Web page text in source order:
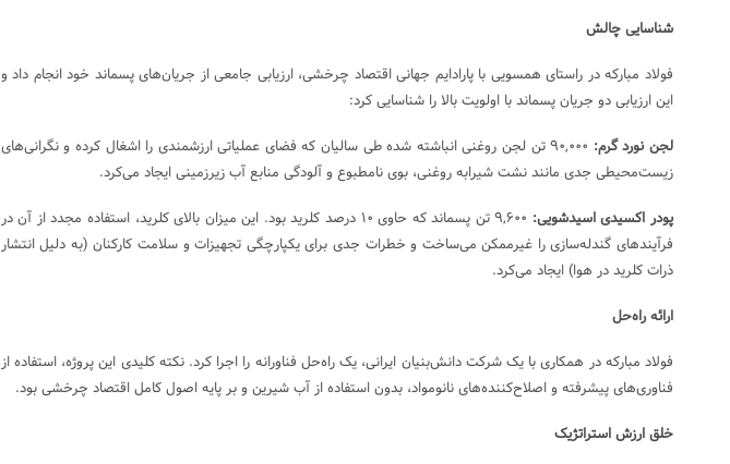
شناسایی چالش
فولاد مبارکه در راستای همسویی با پارادایم جهانی اقتصاد چرخشی، ارزیابی جامعی از جریان‌های پسماند خود انجام داد و
این ارزیابی دو جریان پسماند با اولویت بالا را شناسایی کرد:
لجن نورد گرم:
۹۰,۰۰۰ تن لجن روغنی انباشته شده طی سالیان که فضای عملیاتی ارزشمندی را اشغال کرده و نگرانی‌های
زیست‌محیطی جدی مانند نشت شیرابه روغنی، بوی نامطبوع و آلودگی منابع آب زیرزمینی ایجاد می‌کرد.
پودر اکسیدی اسیدشویی:
۹,۶۰۰ تن پسماند که حاوی ۱۰ درصد کلرید بود. این میزان بالای کلرید، استفاده مجدد از آن در
فرآیندهای گندله‌سازی را غیرممکن می‌ساخت و خطرات جدی برای یکپارچگی تجهیزات و سلامت کارکنان (به دلیل انتشار
ذرات کلرید در هوا) ایجاد می‌کرد.
ارائه راه‌حل
فولاد مبارکه در همکاری با یک شرکت دانش‌بنیان ایرانی، یک راه‌حل فناورانه را اجرا کرد. نکته کلیدی این پروژه، استفاده از
فناوری‌های پیشرفته و اصلاح‌کننده‌های نانومواد، بدون استفاده از آب شیرین و بر پایه اصول کامل اقتصاد چرخشی بود.
خلق ارزش استراتژیک